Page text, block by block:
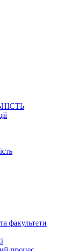
факультети